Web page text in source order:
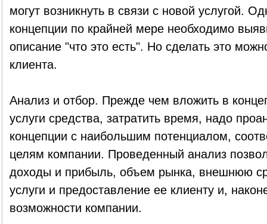
могут возникнуть в связи с новой услугой.
концепции по крайней мере необходимо
описание "что это есть". Но сделать это
клиента.
Анализ и отбор. Прежде чем вложить в
услуги средства, затратить время, надо
концепции с наибольшим потенциалом,
целям компании. Проведенный анализ
доходы и прибыль, объем рынка, внешнюю
услуги и предоставление ее клиенту и,
возможности компании.